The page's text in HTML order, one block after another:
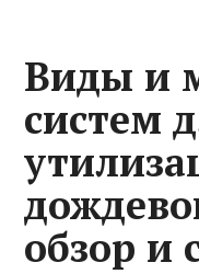
Виды и
систем
обзор и